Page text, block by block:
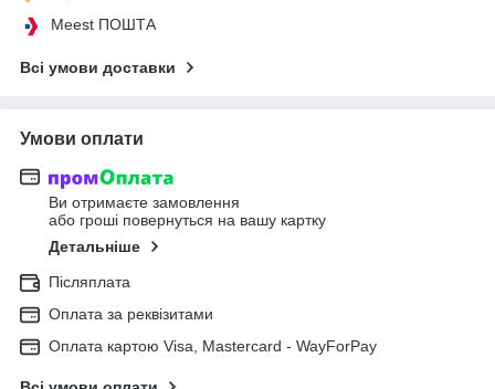
Meest ПОШТА
Всі умови доставки
Умови оплати
Ви отримаєте замовлення
або гроші повернуться на вашу картку
Детальніше
Післяплата
Оплата за реквізитами
Оплата картою Visa, Mastercard - WayForPay